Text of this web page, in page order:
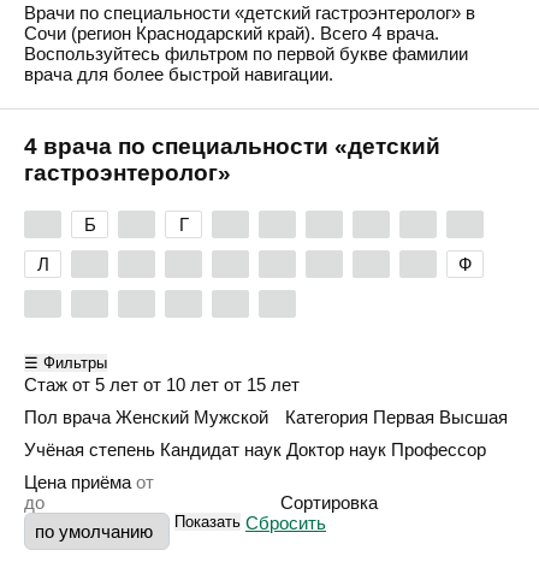
Врачи по специальности «детский гастроэнтеролог» в
Сочи (регион Краснодарский край). Всего 4 врача.
Воспользуйтесь фильтром по первой букве фамилии
врача для более быстрой навигации.
4 врача по специальности «детский
гастроэнтеролог»
Б Г
Л
Ф
☰ Фильтры
Стаж от 5 лет от 10 лет от 15 лет
Пол врача Женский Мужской Категория Первая Высшая
Учёная степень Кандидат наук Доктор наук Профессор
Цена приёма
Сортировка
Показать Сбросить